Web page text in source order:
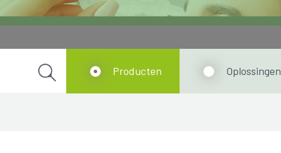
Producten Oplossingen